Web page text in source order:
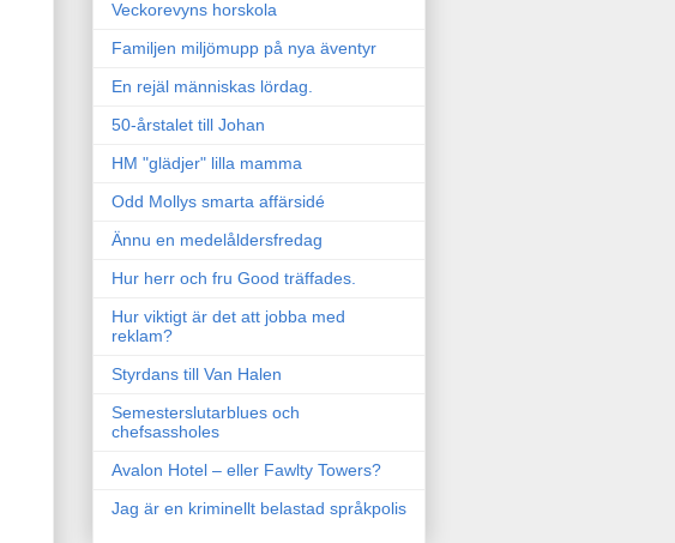
Veckorevyns horskola
Familjen miljömupp på nya äventyr
En rejäl människas lördag.
50-årstalet till Johan
HM "glädjer" lilla mamma
Odd Mollys smarta affärsidé
Ännu en medelåldersfredag
Hur herr och fru Good träffades.
Hur viktigt är det att jobba med
reklam?
Styrdans till Van Halen
Semesterslutarblues och
chefsassholes
Avalon Hotel – eller Fawlty Towers?
Jag är en kriminellt belastad språkpolis